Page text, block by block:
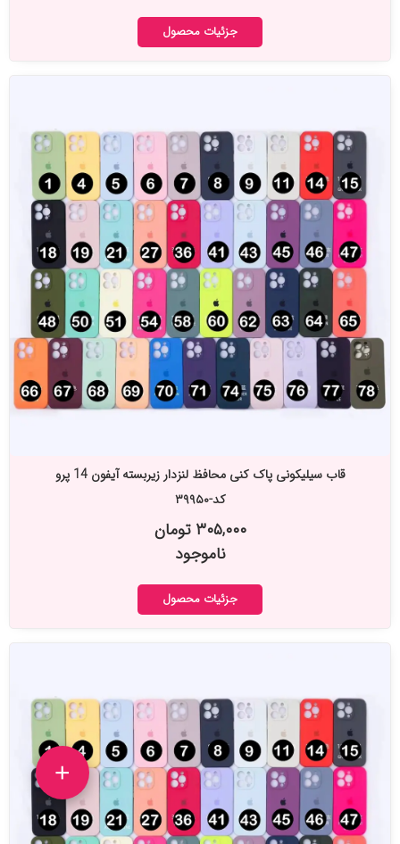
جزئیات محصول
قاب سیلیکونی پاک کنی محافظ لنزدار زیربسته آیفون 14 پرو
کد-۳۹۹۵۰
۳۰۵,۰۰۰ تومان
ناموجود
جزئیات محصول
+